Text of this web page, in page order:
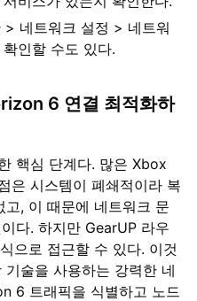
네트워크 설정 > 네트워
인할 수도 있다.
6 연결 최적화하
핵심 단계다. 많은 Xbox
은 시스템이 폐쇄적이라 복
, 이 때문에 네트워크 문
다. 하지만 GearUP 라우
으로 접근할 수 있다. 이것
술을 사용하는 강력한 네
6 트래픽을 식별하고 노드